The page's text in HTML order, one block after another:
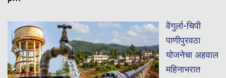
वेंगुर्ला-चिपी
पाणीपुरवठा
योजनेचा अहवाल
महिनाभरात